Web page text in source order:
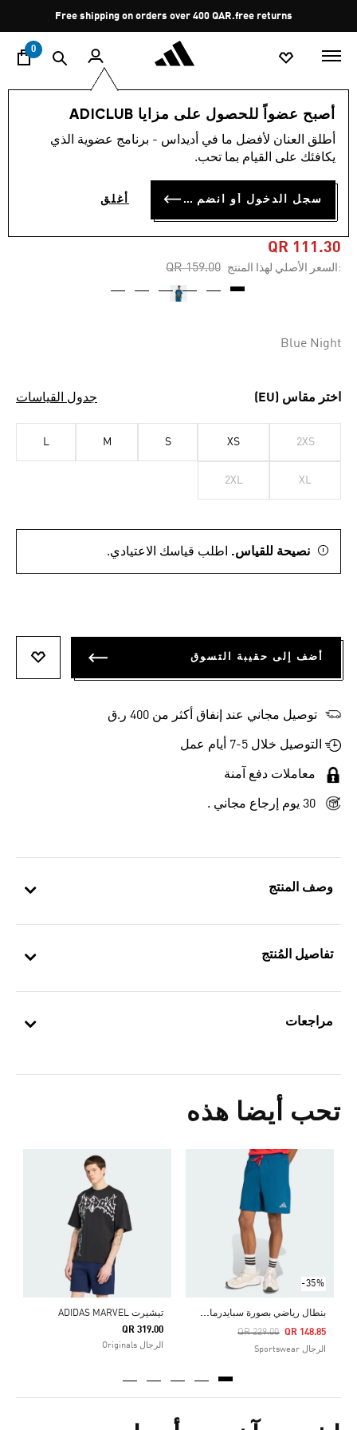
Pause
promotion
rotation
Free shipping on orders over 400 QAR.free returns
0
أصبح عضواً للحصول على مزايا ADICLUB
أطلق العنان لأفضل ما في أديداس - برنامج عضوية الذي
يكافئك على القيام بما تحب.
سجل الدخول أو انضم الآن أغلق
وصف المنتج
تفاصيل المُنتج
مراجعات
تحب أيضا هذه
-35%
ب
نطال رياضي بصورة سبايدرمان MARVEL من أديداس
Price Reduced From
QR 229.00
To QR 148.85
الرجال Sportswear
تيشيرت ADIDAS MARVEL
QR 319.00
الرجال Originals
الرجال الملابس
-30%
5.0 (20)
تيشيرت MARVEL سبايدرمان
من أديداس
QR 111.30
:السعر الأصلي لهذا المنتج Price reduced from
QR 159.00
to
Blue Night
اختر مقاس (EU) جدول القياسات
2XS
XS
S
M
L
XL
2XL
نصيحة للقياس. اطلب قياسك الاعتيادي.
أضف إلى حقيبة التسوق
توصيل مجاني عند إنفاق أكثر من 400 ر.ق
التوصيل خلال 5-7 أيام عمل
معاملات دفع آمنة